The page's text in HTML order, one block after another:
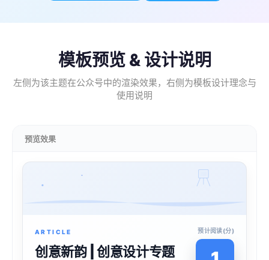
模板预览 & 设计说明
左侧为该主题在公众号中的渲染效果，右侧为模板设计理念与
使用说明
预览效果
ARTICLE
创意新韵 | 创意设计专题
预计阅读(分)